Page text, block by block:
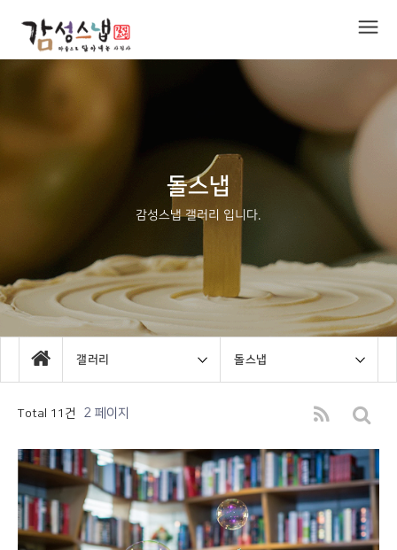
돌스냅
감성스냅 갤러리 입니다.
갤러리 돌스냅
Total 11건 2 페이지